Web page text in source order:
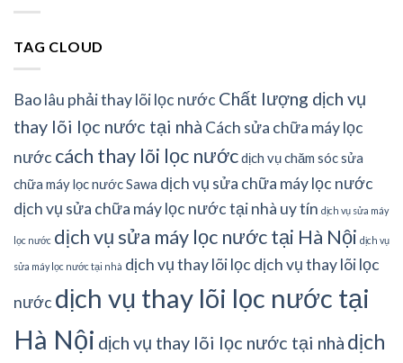
TAG CLOUD
Bao lâu phải thay lõi lọc nước Chất lượng dịch vụ
thay lõi lọc nước tại nhà Cách sửa chữa máy lọc
nước cách thay lõi lọc nướcdịch vụ chăm sóc sửa
chữa máy lọc nước Sawa dịch vụ sửa chữa máy lọc nước
dịch vụ sửa chữa máy lọc nước tại nhà uy tín dịch vụ sửa máy
lọc nước dịch vụ sửa máy lọc nước tại Hà Nội dịch vụ
sửa máy lọc nước tại nhà dịch vụ thay lõi lọc dịch vụ thay lõi lọc
nước dịch vụ thay lõi lọc nước tại
Hà Nội dịch vụ thay lõi lọc nước tại nhà dịch